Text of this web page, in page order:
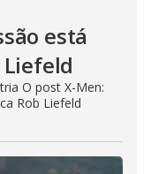
está
O post X-Men:
Rob Liefeld